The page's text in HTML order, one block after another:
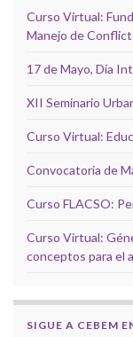
Curso Virtual:
Manejo de
17 de Mayo, Día
XII Seminario
Curso Virtual:
Convocatoria de
Curso FLACSO:
Curso Virtual:
conceptos para el
SIGUE A CEBEM